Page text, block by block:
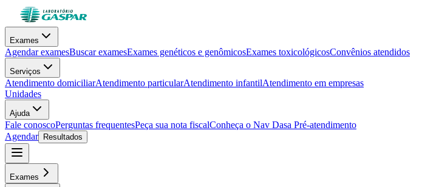
Exames
Agendar examesBuscar examesExames genéticos e genômicosExames toxicológicosConvênios atendidos
Serviços
Atendimento domiciliarAtendimento particularAtendimento infantilAtendimento em empresas
Unidades
Ajuda
Fale conoscoPerguntas frequentesPeça sua nota fiscalConheça o Nav Dasa Pré-atendimento
Agendar
Resultados
Exames